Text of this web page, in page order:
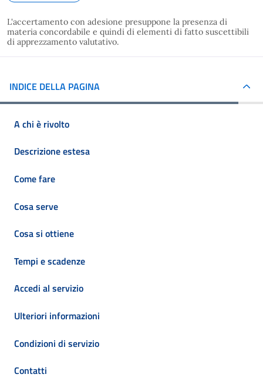
L'accertamento con adesione presuppone la presenza di
materia concordabile e quindi di elementi di fatto suscettibili
di apprezzamento valutativo.
INDICE DELLA PAGINA
A chi è rivolto
Descrizione estesa
Come fare
Cosa serve
Cosa si ottiene
Tempi e scadenze
Accedi al servizio
Ulteriori informazioni
Condizioni di servizio
Contatti